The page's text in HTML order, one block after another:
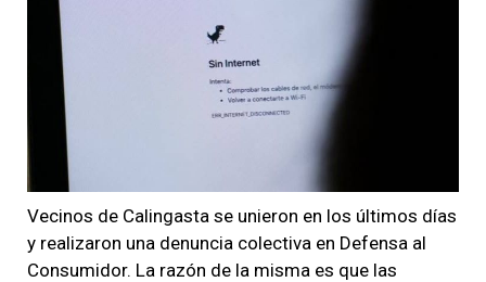
Vecinos de Calingasta se unieron en los últimos días
y realizaron una denuncia colectiva en Defensa al
Consumidor. La razón de la misma es que las